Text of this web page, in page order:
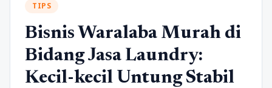
TIPS
Bisnis Waralaba Murah di
Bidang Jasa Laundry:
Kecil-kecil Untung Stabil